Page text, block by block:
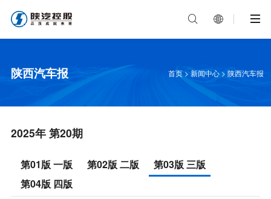
 
陕西汽车报 首页 > 新闻中心 > 陕西汽车报
2025年 第20期
第01版 一版 第02版 二版
第03版 三版
第04版 四版